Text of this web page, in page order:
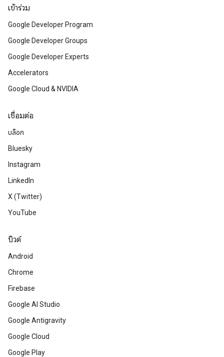
เข้าร่วม
Google Developer Program
Google Developer Groups
Google Developer Experts
Accelerators
Google Cloud & NVIDIA
เชื่อมต่อ
บล็อก
Bluesky
Instagram
LinkedIn
X (Twitter)
YouTube
บิวด์
Android
Chrome
Firebase
Google AI Studio
Google Antigravity
Google Cloud
Google Play